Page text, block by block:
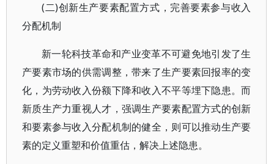
(二)创新生产要素配置方式，完善要素参与收入
分配机制
新一轮科技革命和产业变革不可避免地引发了生
产要素市场的供需调整，带来了生产要素回报率的变
化，为劳动收入份额下降和收入不平等埋下隐患。而
新质生产力重视人才，强调生产要素配置方式的创新
和要素参与收入分配机制的健全，则可以推动生产要
素的定义重塑和价值重估，解决上述隐患。